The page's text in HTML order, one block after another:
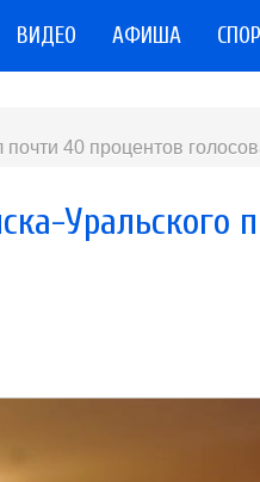
ВИДЕО АФИША
40 процентов
Уральского